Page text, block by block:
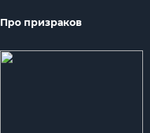
Про призраков